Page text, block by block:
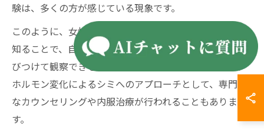
験は、多くの方が感じている現象です。
このように、女性ホルモンの変動とシミ発生の関連性を
知ることで、自分の生活リズムや体調変化と肌状態を結
びつけて観察できるようになります。美容皮膚科では、
ホルモン変化によるシミへのアプローチとして、専門的
なカウンセリングや内服治療が行われることもありま
す。